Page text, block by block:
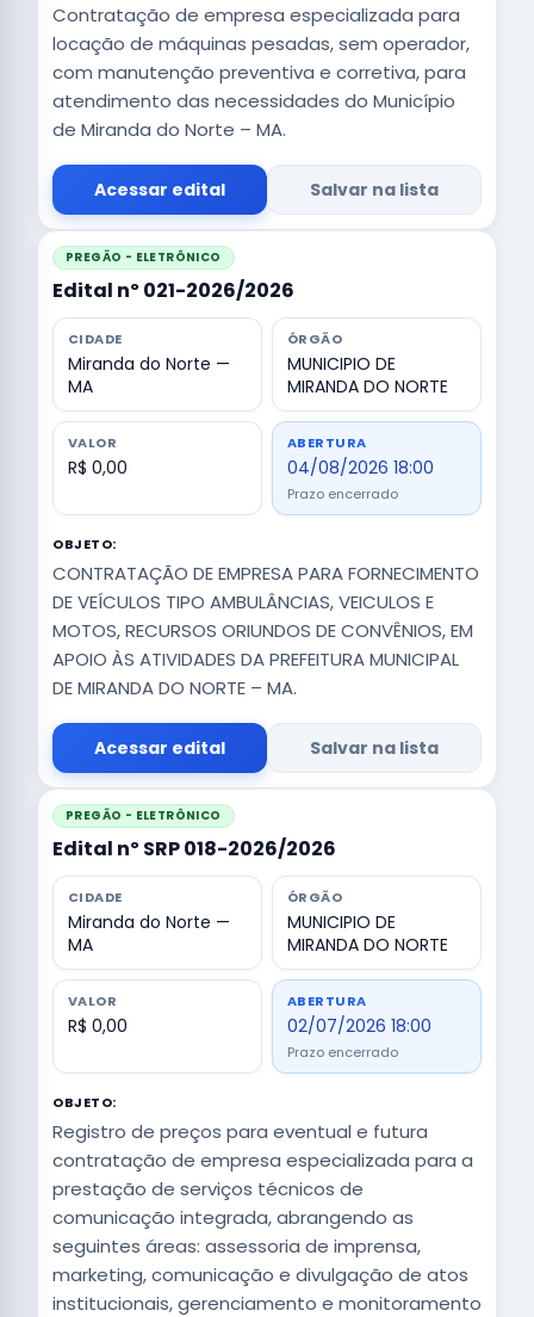
Contratação de empresa especializada para
locação de máquinas pesadas, sem operador,
com manutenção preventiva e corretiva, para
atendimento das necessidades do Município
de Miranda do Norte – MA.
Acessar edital Salvar na lista
PREGÃO - ELETRÔNICO
Edital nº 021-2026/2026
CIDADE
Miranda do Norte —
MA
ÓRGÃO
MUNICIPIO DE
MIRANDA DO NORTE
VALOR
R$ 0,00
ABERTURA
04/08/2026 18:00
Prazo encerrado
OBJETO:
CONTRATAÇÃO DE EMPRESA PARA FORNECIMENTO
DE VEÍCULOS TIPO AMBULÂNCIAS, VEICULOS E
MOTOS, RECURSOS ORIUNDOS DE CONVÊNIOS, EM
APOIO ÀS ATIVIDADES DA PREFEITURA MUNICIPAL
DE MIRANDA DO NORTE – MA.
Acessar edital Salvar na lista
PREGÃO - ELETRÔNICO
Edital nº SRP 018-2026/2026
CIDADE
Miranda do Norte —
MA
ÓRGÃO
MUNICIPIO DE
MIRANDA DO NORTE
VALOR
R$ 0,00
ABERTURA
02/07/2026 18:00
Prazo encerrado
OBJETO:
Registro de preços para eventual e futura
contratação de empresa especializada para a
prestação de serviços técnicos de
comunicação integrada, abrangendo as
seguintes áreas: assessoria de imprensa,
marketing, comunicação e divulgação de atos
institucionais, gerenciamento e monitoramento